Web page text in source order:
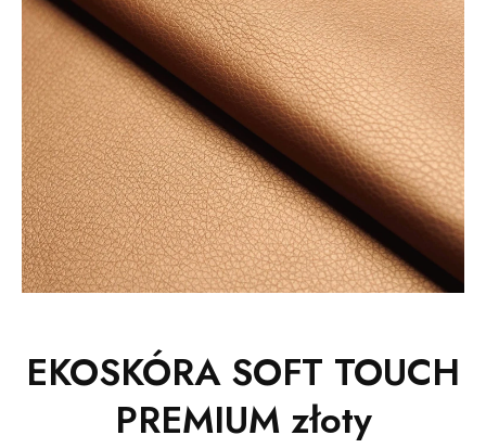
EKOSKÓRA SOFT TOUCH
PREMIUM złoty